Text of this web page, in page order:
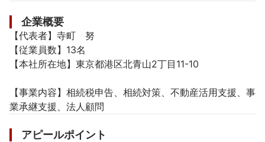
企業概要
【代表者】寺町　努
【従業員数】13名
【本社所在地】東京都港区北青山2丁目11-10
【事業内容】相続税申告、相続対策、不動産活用支援、事
業承継支援、法人顧問
アピールポイント